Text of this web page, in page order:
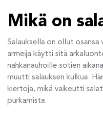
Mikä on
Salauksella on ollut osansa
armeija käytti sitä
nahkanauhoille sotien
muutti salauksen kulkua.
kiertoja, mikä vaikeutti
purkamista.